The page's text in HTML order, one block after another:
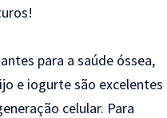
para a saúde óssea,
e iogurte são excelentes
celular. Para